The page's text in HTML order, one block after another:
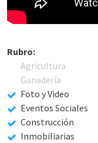
Rubro:
Agricultura
Ganadería
Foto y Video
Eventos Sociales
Construcción
Inmobiliarias